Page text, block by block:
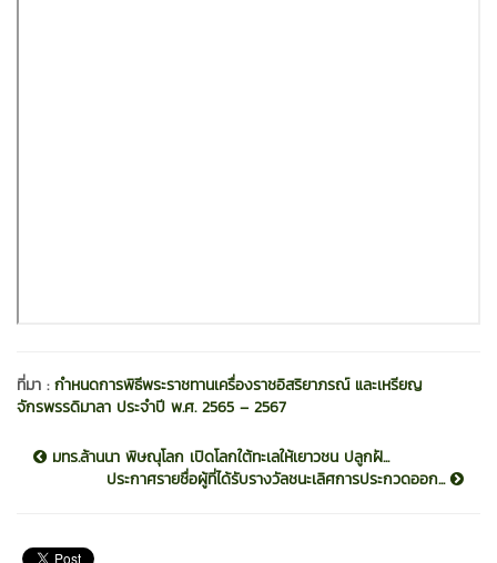
ที่มา :กำหนดการพิธีพระราชทานเครื่องราชอิสริยาภรณ์ และเหรียญ
จักรพรรดิมาลา ประจำปี พ.ศ. 2565 – 2567
มทร.ล้านนา พิษณุโลก เปิดโลกใต้ทะเลให้เยาวชน ปลูกฝั...
ประกาศรายชื่อผู้ที่ได้รับรางวัลชนะเลิศการประกวดออก...